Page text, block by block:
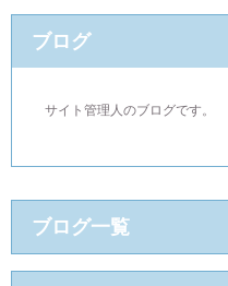
ブログ
サイト管理人のブログです。
ブログ一覧